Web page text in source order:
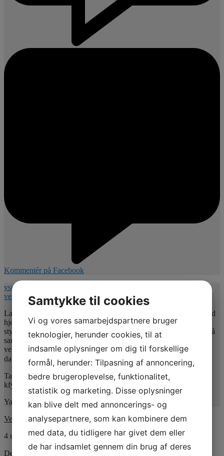
Kommentér på Facebook
vspnet.dk/erfa-moede-for-oplaeringsansvarlige-paa-
veterinaersygeplejerske-uddannelsen/
Lad mig uddybe indholdet
. Jeg vil give jer nogle værktøjer med
hjem så undertitlen er : Hvordan uddannelsesansvarlige kan bruge
styrkebaseret feedforward, adfærdsforståelse , lytteniveauer og små
samtaleværktøjer til at skabe bedre elevforløb & samarbejde. I er
velkomne til at spørge mig her
Glæder mig til at se jer ! Indtil
da" lav en god dag "
Tag endelig fat på mig ved spørgsmål til dagen, samt tilmelding på
kfy@hansenberg.dk inden d. 1 september
Yamila Louise Kruse Bush
Veterinærsygeplejerskernes Fagforening
4 uger siden
Det er igen åben for Indstillinger til Årets VSP 2026
Samtykke til cookies
Vi og vores samarbejdspartnere bruger
teknologier, herunder cookies, til at
indsamle oplysninger om dig til forskellige
formål, herunder: Tilpasning af annoncering,
bedre brugeroplevelse, funktionalitet,
statistik og marketing. Disse oplysninger
kan blive delt med annoncerings- og
analysepartnere, som kan kombinere dem
med data, du tidligere har givet dem eller
de har indsamlet gennem din brug af deres